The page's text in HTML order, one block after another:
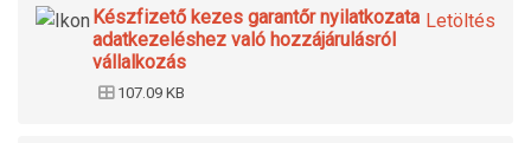
Letöltés
Készfizető kezes garantőr nyilatkozata
adatkezeléshez való hozzájárulásról
vállalkozás
107.09 KB